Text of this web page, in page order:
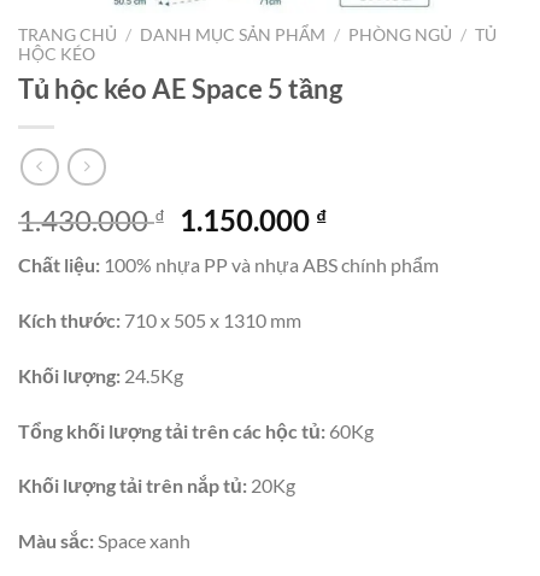
TRANG CHỦ / DANH MỤC SẢN PHẨM / PHÒNG NGỦ / TỦ
HỘC KÉO
Tủ hộc kéo AE Space 5 tầng
1.430.000₫
Giá
là:
1.430.000 ₫.
1.150.000 ₫Giá
tại
Chất liệu: 100% nhựa PP và nhựa ABS chính phẩm
Kích thước: 710 x 505 x 1310 mm
Khối lượng: 24.5Kg
Tổng khối lượng tải trên các hộc tủ: 60Kg
Khối lượng tải trên nắp tủ: 20Kg
Màu sắc:Space xanh